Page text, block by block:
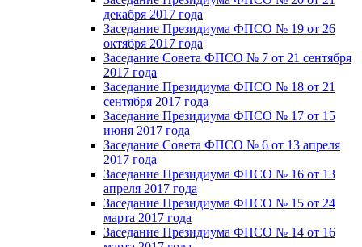
декабря 2017 года
Заседание Президиума ФПСО № 19 от 26
октября 2017 года
Заседание Совета ФПСО № 7 от 21 сентября
2017 года
Заседание Президиума ФПСО № 18 от 21
сентября 2017 года
Заседание Президиума ФПСО № 17 от 15
июня 2017 года
Заседание Совета ФПСО № 6 от 13 апреля
2017 года
Заседание Президиума ФПСО № 16 от 13
апреля 2017 года
Заседание Президиума ФПСО № 15 от 24
марта 2017 года
Заседание Президиума ФПСО № 14 от 16